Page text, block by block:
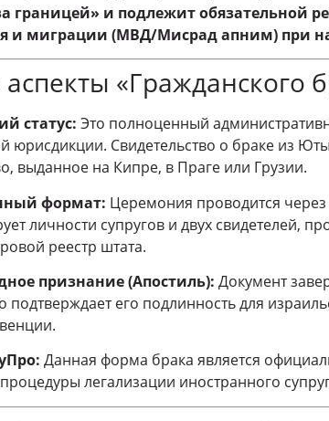
границей» и подлежит обязательной
и миграции (МВД/Мисрад апним) при
«Гражданского
статус: Это полноценный
юрисдикции. Свидетельство о браке из
выданное на Кипре, в Праге или Грузии.
формат: Церемония проводится
личности супругов и двух свидетелей,
реестр штата.
признание (Апостиль): Документ
подтверждает его подлинность для
Данная форма брака является
легализации иностранного